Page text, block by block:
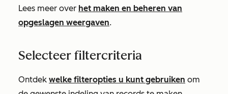
Lees meer over het maken en beheren van
opgeslagen weergaven.
Selecteer filtercriteria
Ontdek welke filteropties u kunt gebruiken om